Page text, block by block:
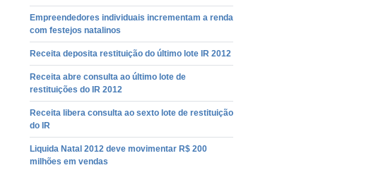
Empreendedores individuais incrementam a renda
com festejos natalinos
Receita deposita restituição do último lote IR 2012
Receita abre consulta ao último lote de
restituições do IR 2012
Receita libera consulta ao sexto lote de restituição
do IR
Liquida Natal 2012 deve movimentar R$ 200
milhões em vendas